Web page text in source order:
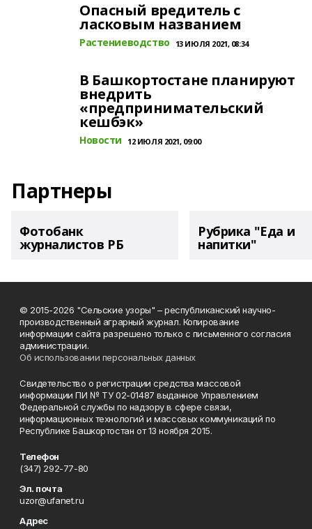
Опасный вредитель с
ласковым названием
Растениеводство 13 ИЮЛЯ 2021, 08:34
В Башкортостане планируют
внедрить
«предпринимательский
кешбэк»
Новости 12 ИЮЛЯ 2021, 09:00
Партнеры
Фотобанк
журналистов РБ
Рубрика "Еда и
напитки"
© 2015-2026 "Сельские узоры" – республиканский научно-
производственный аграрный журнал. Копирование
информации сайта разрешено только с письменного согласия
администрации.
Об использовании персональных данных
Свидетельство о регистрации средства массовой
информации ПИ № ТУ 02-01487 выданное Управлением
Федеральной службы по надзору в сфере связи,
информационных технологий и массовых коммуникаций по
Республике Башкортостан от 13 ноября 2015.
Телефон
(347) 292-77-80
Эл. почта
uzor@ufanet.ru
Адрес